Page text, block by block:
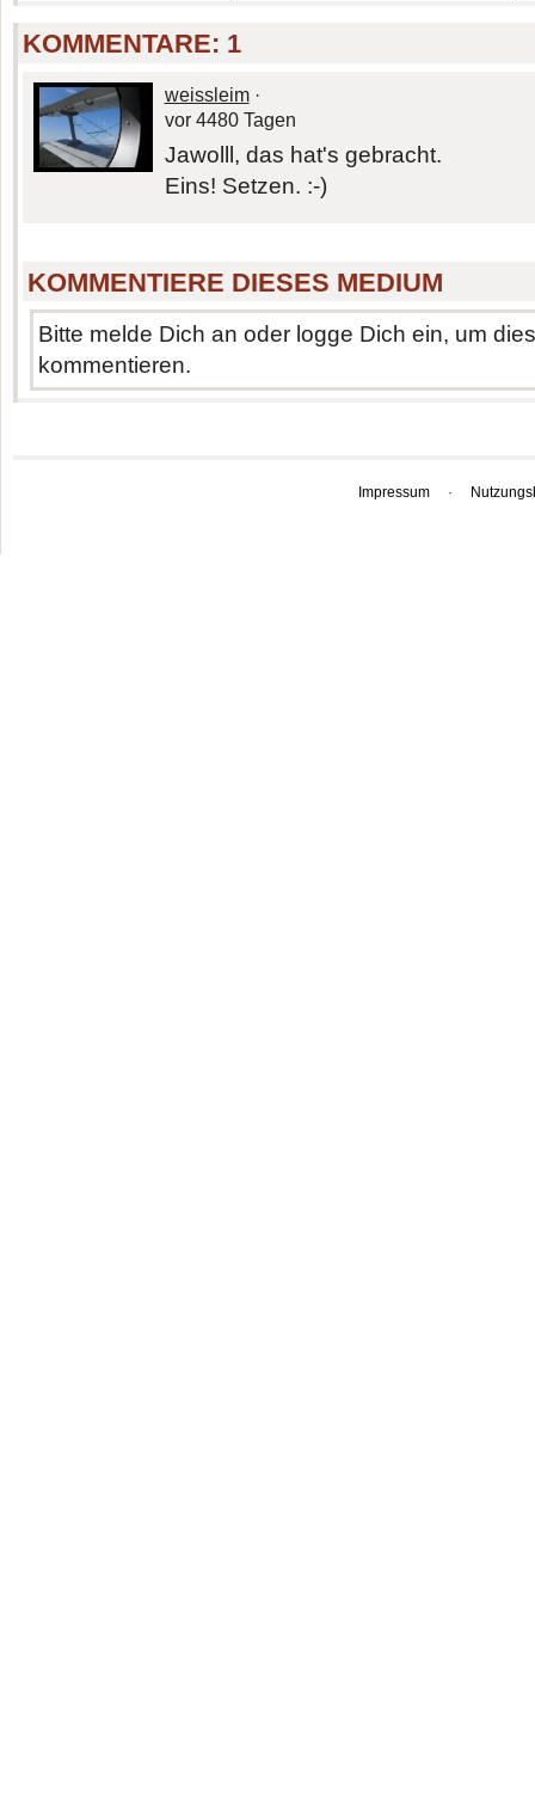
KOMMENTARE: 1
weissleim·
vor 4480 Tagen
Jawolll, das hat's gebracht.
Eins! Setzen. :-)
KOMMENTIERE DIESES MEDIUM
Bitte melde Dich an oder logge Dich ein, um
kommentieren.
Impressum ·